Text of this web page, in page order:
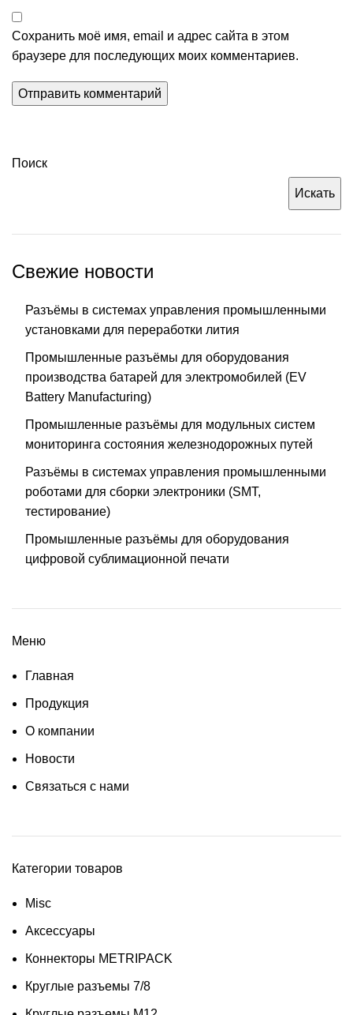
Сохранить моё имя, email и адрес сайта в этом
браузере для последующих моих комментариев.
Поиск
Искать
Свежие новости
Разъёмы в системах управления промышленными
установками для переработки лития
Промышленные разъёмы для оборудования
производства батарей для электромобилей (EV
Battery Manufacturing)
Промышленные разъёмы для модульных систем
мониторинга состояния железнодорожных путей
Разъёмы в системах управления промышленными
роботами для сборки электроники (SMT,
тестирование)
Промышленные разъёмы для оборудования
цифровой сублимационной печати
Меню
Главная
Продукция
О компании
Новости
Связаться с нами
Категории товаров
Misc
Аксессуары
Коннекторы METRIPACK
Круглые разъемы 7/8